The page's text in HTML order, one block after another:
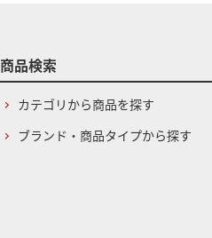
商品検索
カテゴリから商品を探す
ブランド・商品タイプから探す